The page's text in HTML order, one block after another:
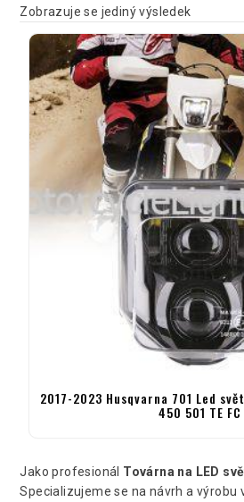
Zobrazuje se jediný výsledek
2017-2023 Husqvarna 701 Led
450 501 TE FC
Jako profesionál Továrna na LED
Specializujeme se na návrh a výrobu